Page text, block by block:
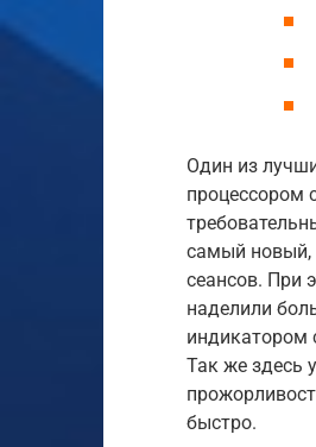
Один из
процессором
самый новый,
сеансов. При
наделили
индикатором
Так же здесь
быстро.